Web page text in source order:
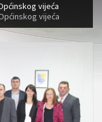
vijeća
vijeća